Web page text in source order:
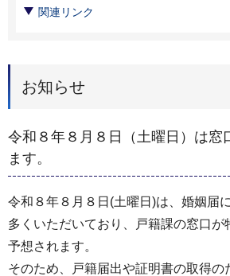
関連リンク
お知らせ
令和８年８月８日（土曜日）は窓
ます。
令和８年８月８日(土曜日)は、婚姻届
多くいただいており、戸籍課の窓口が
予想されます。
そのため、戸籍届出や証明書の取得の